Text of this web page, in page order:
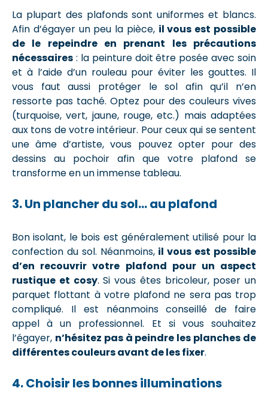
La plupart des plafonds sont uniformes et blancs.
Afin d’égayer un peu la pièce, il vous est possible
de le repeindre en prenant les précautions
nécessaires : la peinture doit être posée avec soin
et à l’aide d’un rouleau pour éviter les gouttes. Il
vous faut aussi protéger le sol afin qu’il n’en
ressorte pas taché. Optez pour des couleurs vives
(turquoise, vert, jaune, rouge, etc.) mais adaptées
aux tons de votre intérieur. Pour ceux qui se sentent
une âme d’artiste, vous pouvez opter pour des
dessins au pochoir afin que votre plafond se
transforme en un immense tableau.
3. Un plancher du sol… au plafond
Bon isolant, le bois est généralement utilisé pour la
confection du sol. Néanmoins, il vous est possible
d’en recouvrir votre plafond pour un aspect
rustique et cosy. Si vous êtes bricoleur, poser un
parquet flottant à votre plafond ne sera pas trop
compliqué. Il est néanmoins conseillé de faire
appel à un professionnel. Et si vous souhaitez
l’égayer, n’hésitez pas à peindre les planches de
différentes couleurs avant de les fixer.
4. Choisir les bonnes illuminations